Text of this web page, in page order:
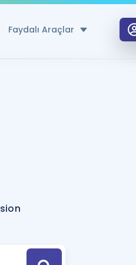
Faydalı Araçlar
Hesaplama Aracı
için Öneriler
Tek Takvimde
Hoca ile seni sınava